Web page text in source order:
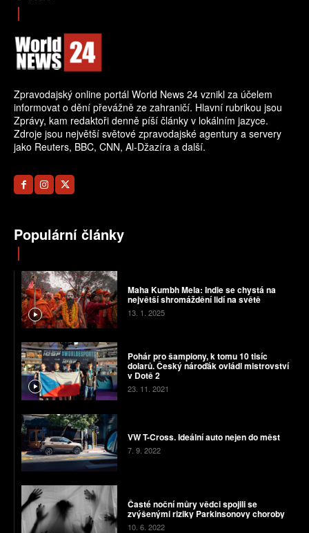
Zpravodajský online portál World News 24 vznikl za účelem
informovat o dění převážně ze zahraničí. Hlavní rubrikou jsou
Zprávy, kam redaktoři denně píší články v lokálním jazyce.
Zdroje jsou největší světové zpravodajské agentury a servery
jako Reuters, BBC, CNN, Al-Džazíra a další.
Populární články
Maha Kumbh Mela: Indie se chystá na
největší shromáždění lidí na světě
13. 1. 2025
Pohár pro šampiony, k tomu 10 tisíc
dolarů. Český nároďák ovládl mistrovství
v Dotě 2
23. 11. 2021
VW T-Cross. Ideální auto nejen do měst
7. 9. 2022
Časté noční můry vědci spojili se
zvýšenými riziky Parkinsonovy choroby
10. 6. 2022